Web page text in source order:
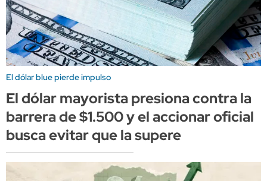
El dólar blue pierde impulso
El dólar mayorista presiona contra la
barrera de $1.500 y el accionar oficial
busca evitar que la supere